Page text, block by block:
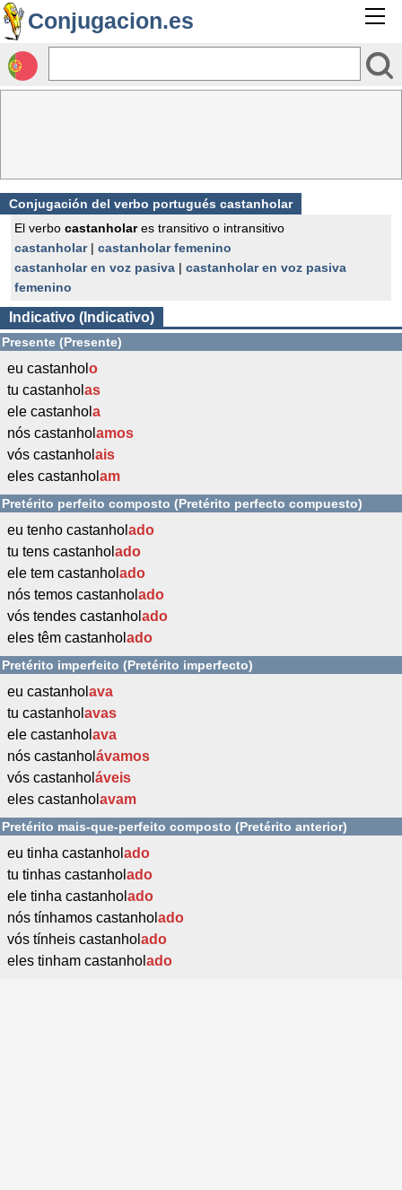
Conjugacion.es
Conjugación del verbo portugués castanholar
El verbo castanholares transitivo o intransitivo
castanholar| castanholar femenino
castanholar en voz pasiva | castanholar en voz pasiva
femenino
Indicativo (Indicativo)
Presente (Presente)
eu castanhol o
tu castanhol as
ele castanhol a
nós castanhol amos
vós castanhol ais
eles castanhol am
Pretérito perfeito composto (Pretérito perfecto compuesto)
eu tenho castanhol ado
tu tens castanhol ado
ele tem castanhol ado
nós temos castanhol ado
vós tendes castanhol ado
eles têm castanhol ado
Pretérito imperfeito (Pretérito imperfecto)
eu castanhol ava
tu castanhol avas
ele castanhol ava
nós castanhol ávamos
vós castanhol áveis
eles castanhol avam
Pretérito mais-que-perfeito composto (Pretérito anterior)
eu tinha castanhol ado
tu tinhas castanhol ado
ele tinha castanhol ado
nós tínhamos castanhol ado
vós tínheis castanhol ado
eles tinham castanhol ado